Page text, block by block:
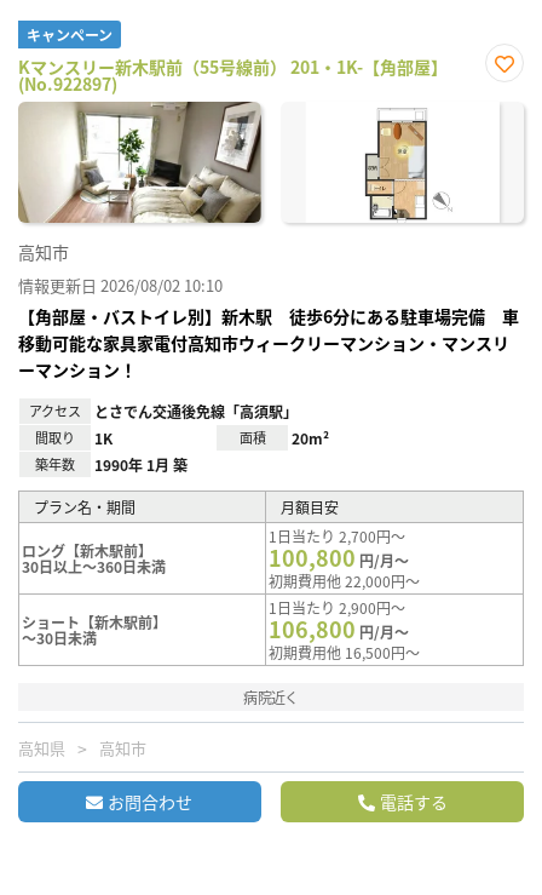
キャンペーン
Kマンスリー新木駅前（55号線前） 201・1K-【角部屋】
(No.922897)
に入
高知市
情報更新日 2026/08/02 10:10
【角部屋・バストイレ別】新木駅 徒歩6分にある駐車場完備 車
移動可能な家具家電付高知市ウィークリーマンション・マンスリ
ーマンション！
アクセス とさでん交通後免線「高須駅」
間取り 1K 面積 20m²
築年数 1990年 1月 築
プラン名・期間 月額目安
ロング【新木駅前】
30日以上～360日未満
1日当たり 2,700円～
100,800 円/月～
初期費用他 22,000円～
ショート【新木駅前】
～30日未満
1日当たり 2,900円～
106,800 円/月～
初期費用他 16,500円～
病院近く
高知県 高知市
お問合わせ 電話する